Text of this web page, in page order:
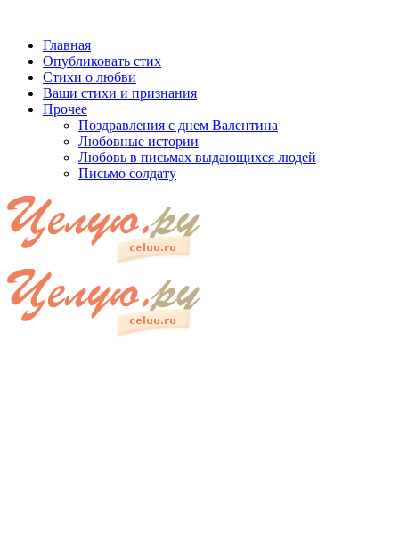
Главная
Опубликовать стих
Стихи о любви
Ваши стихи и признания
Прочее
Поздравления с днем Валентина
Любовные истории
Любовь в письмах выдающихся людей
Письмо солдату